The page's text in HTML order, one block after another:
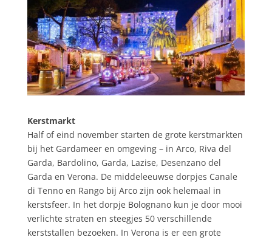
Kerstmarkt
Half of eind november starten de grote kerstmarkten
bij het Gardameer en omgeving – in Arco, Riva del
Garda, Bardolino, Garda, Lazise, Desenzano del
Garda en Verona. De middeleeuwse dorpjes Canale
di Tenno en Rango bij Arco zijn ook helemaal in
kerstsfeer. In het dorpje Bolognano kun je door mooi
verlichte straten en steegjes 50 verschillende
kerststallen bezoeken. In Verona is er een grote